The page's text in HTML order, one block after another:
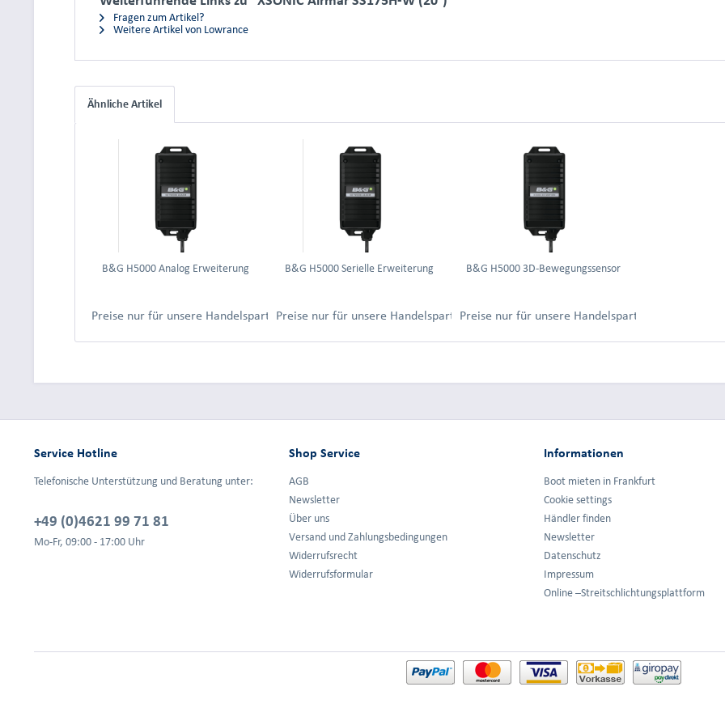
Fragen zum Artikel?
Weitere Artikel von Lowrance
Ähnliche Artikel
B&G H5000 Analog Erweiterung
Preise nur für unsere Handelspartner nach Anmeldung.
B&G H5000 Serielle Erweiterung
Preise nur für unsere Handelspartner nach Anmeldung.
B&G H5000 3D-Bewegungssensor
Preise nur für unsere Handelspartner nach
Service Hotline
Telefonische Unterstützung und Beratung unter:
+49 (0)4621 99 71 81
Mo-Fr, 09:00 - 17:00 Uhr
Shop Service
AGB
Newsletter
Über uns
Versand und Zahlungsbedingungen
Widerrufsrecht
Widerrufsformular
Informationen
Boot mieten in Frankfurt
Cookie settings
Händler finden
Newsletter
Datenschutz
Impressum
Online –Streitschlichtungsplattform